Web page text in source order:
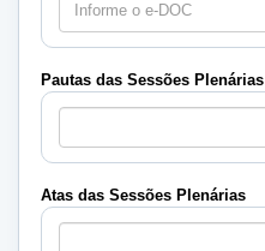
Informe o e-DOC
Pautas das Sessões Plenárias
Pautas
Sessões
Plenárias
Atas das Sessões Plenárias
Atas